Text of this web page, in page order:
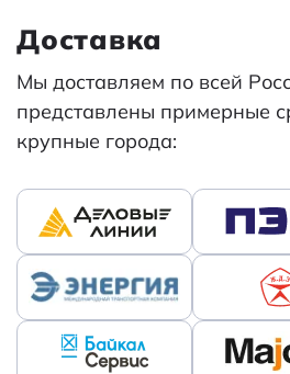
Доставка
Мы доставляем по всей
представлены примерные
крупные города: